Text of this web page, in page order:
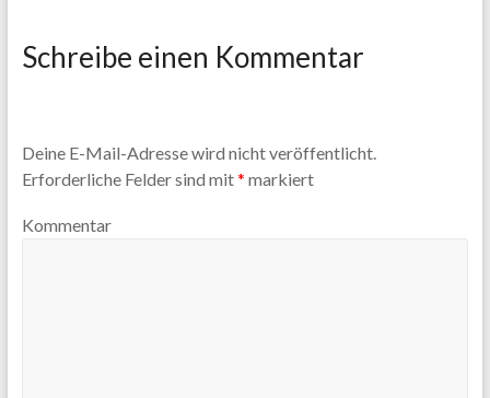
Schreibe einen Kommentar
Deine E-Mail-Adresse wird nicht veröffentlicht.
Erforderliche Felder sind mit* markiert
Kommentar